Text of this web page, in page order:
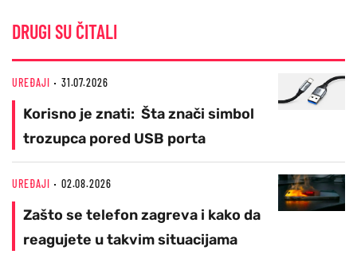
DRUGI SU ČITALI
UREĐAJI 31.07.2026
Korisno je znati: Šta znači simbol
trozupca pored USB porta
UREĐAJI 02.08.2026
Zašto se telefon zagreva i kako da
reagujete u takvim situacijama